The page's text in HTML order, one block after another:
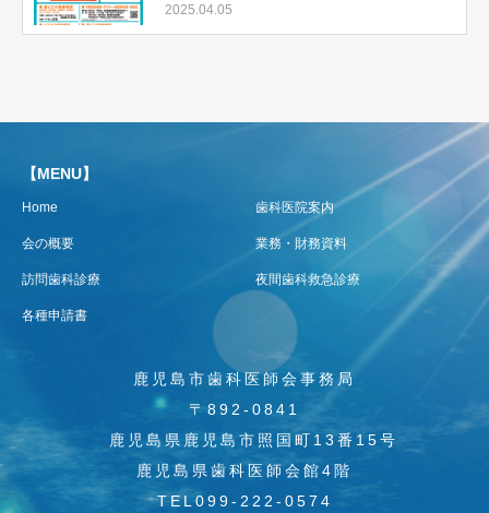
2025.04.05
【MENU】
Home 歯科医院案内
会の概要 業務・財務資料
訪問歯科診療 夜間歯科救急診療
各種申請書
鹿児島市歯科医師会事務局
〒892-0841
鹿児島県鹿児島市照国町13番15号
鹿児島県歯科医師会館4階
TEL099-222-0574